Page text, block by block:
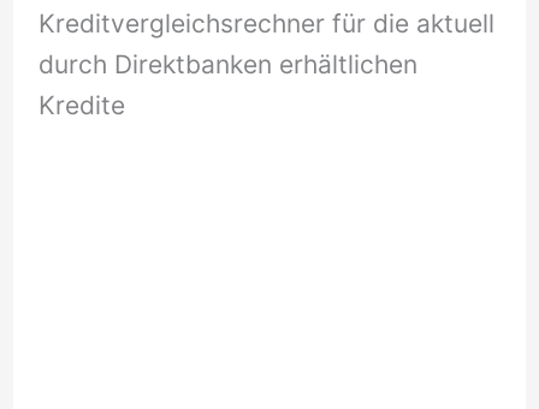
Kreditvergleichsrechner für die aktuell
durch Direktbanken erhältlichen
Kredite